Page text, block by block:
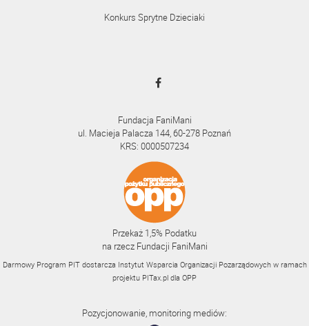
Konkurs Sprytne Dzieciaki
Fundacja FaniMani
ul. Macieja Palacza 144, 60-278 Poznań
KRS: 0000507234
Przekaż 1,5% Podatku
na rzecz Fundacji FaniMani
Darmowy Program PIT dostarcza Instytut Wsparcia Organizacji Pozarządowych w ramach
projektu PITax.pl dla OPP
Pozycjonowanie, monitoring mediów: